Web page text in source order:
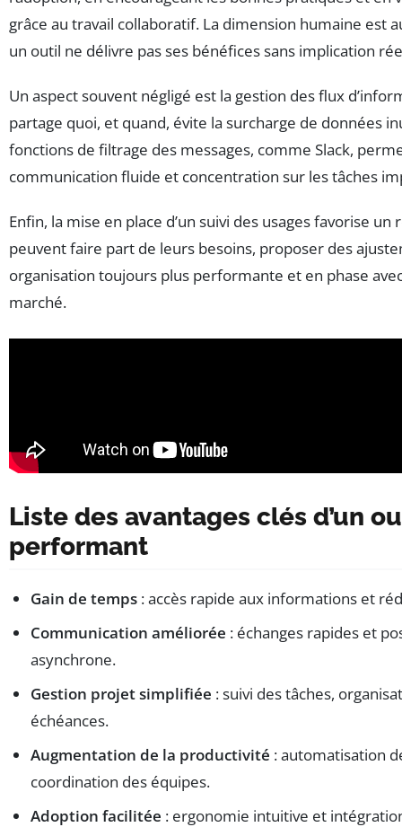
grâce au travail collaboratif. La dimension humaine
un outil ne délivre pas ses bénéfices sans implication
Un aspect souvent négligé est la gestion des flux
partage quoi, et quand, évite la surcharge de données
fonctions de filtrage des messages, comme Slack,
communication fluide et concentration sur les tâches
Enfin, la mise en place d’un suivi des usages favorise
peuvent faire part de leurs besoins, proposer des
organisation toujours plus performante et en phase
marché.
Liste des avantages clés d’un
performant
Gain de temps : accès rapide aux informations et
Communication améliorée : échanges rapides et
asynchrone.
Gestion projet simplifiée : suivi des tâches,
échéances.
Augmentation de la productivité : automatisation
coordination des équipes.
Adoption facilitée : ergonomie intuitive et